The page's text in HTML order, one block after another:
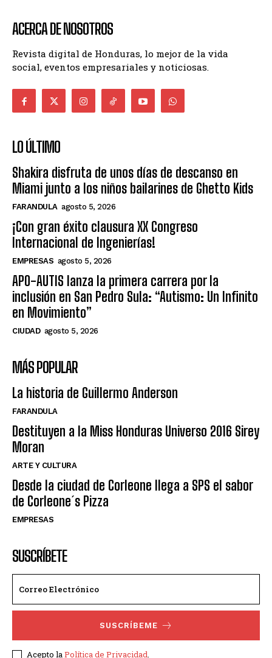
ACERCA DE NOSOTROS
Revista digital de Honduras, lo mejor de la vida
social, eventos empresariales y noticiosas.
LO ÚLTIMO
Shakira disfruta de unos días de descanso en
Miami junto a los niños bailarines de Ghetto Kids
FARANDULA agosto 5, 2026
¡Con gran éxito clausura XX Congreso
Internacional de Ingenierías!
EMPRESAS agosto 5, 2026
APO-AUTIS lanza la primera carrera por la
inclusión en San Pedro Sula: “Autismo: Un Infinito
en Movimiento”
CIUDAD agosto 5, 2026
MÁS POPULAR
La historia de Guillermo Anderson
FARANDULA
Destituyen a la Miss Honduras Universo 2016 Sirey
Moran
ARTE Y CULTURA
Desde la ciudad de Corleone llega a SPS el sabor
de Corleone´s Pizza
EMPRESAS
SUSCRÍBETE
SUSCRÍBEME
Acepto laPolítica de Privacidad.